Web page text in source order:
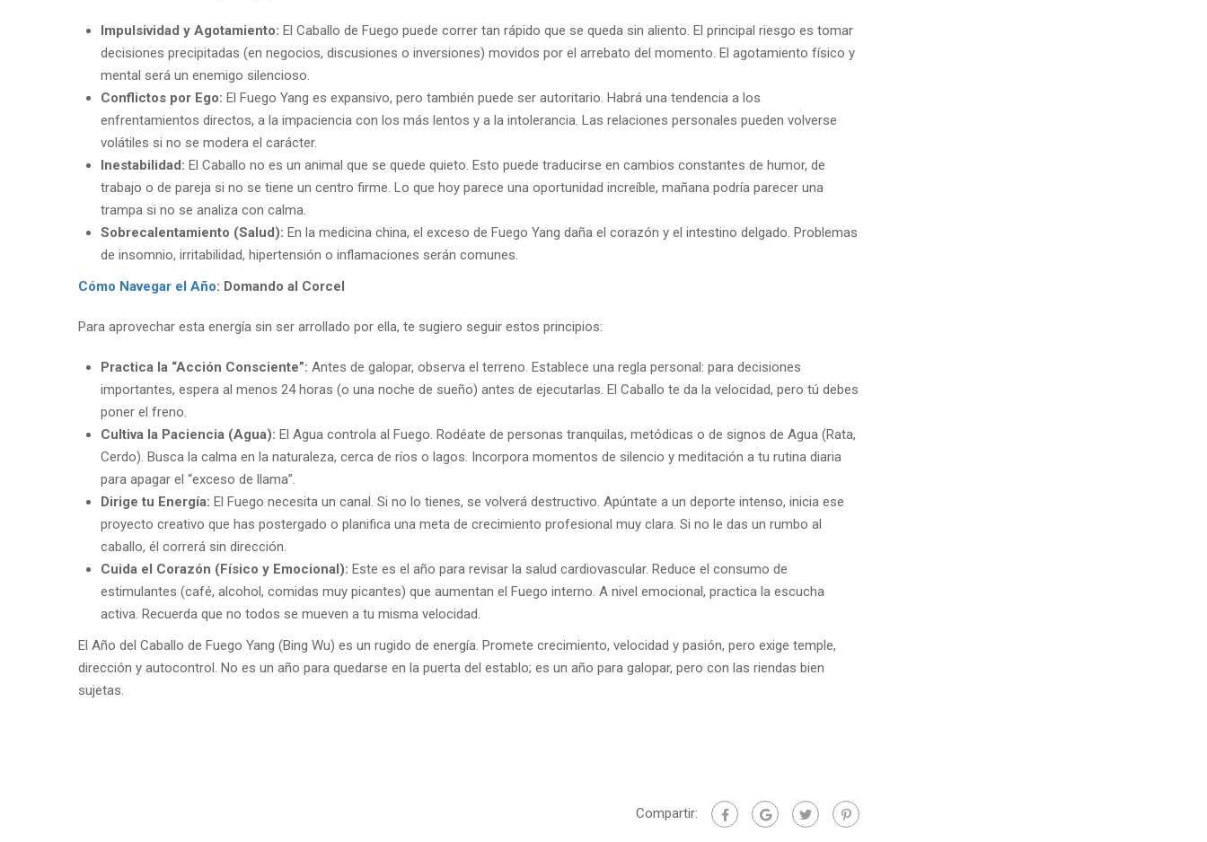
Impulsividad y Agotamiento: El Caballo de Fuego puede correr tan rápido que se queda sin aliento. El principal riesgo es tomar
decisiones precipitadas (en negocios, discusiones o inversiones) movidos por el arrebato del momento. El agotamiento físico y
mental será un enemigo silencioso.
Conflictos por Ego: El Fuego Yang es expansivo, pero también puede ser autoritario. Habrá una tendencia a los
enfrentamientos directos, a la impaciencia con los más lentos y a la intolerancia. Las relaciones personales pueden volverse
volátiles si no se modera el carácter.
Inestabilidad: El Caballo no es un animal que se quede quieto. Esto puede traducirse en cambios constantes de humor, de
trabajo o de pareja si no se tiene un centro firme. Lo que hoy parece una oportunidad increíble, mañana podría parecer una
trampa si no se analiza con calma.
Sobrecalentamiento (Salud): En la medicina china, el exceso de Fuego Yang daña el corazón y el intestino delgado. Problemas
de insomnio, irritabilidad, hipertensión o inflamaciones serán comunes.
Cómo Navegar el Año: Domando al Corcel
Para aprovechar esta energía sin ser arrollado por ella, te sugiero seguir estos principios:
Practica la “Acción Consciente”: Antes de galopar, observa el terreno. Establece una regla personal: para decisiones
importantes, espera al menos 24 horas (o una noche de sueño) antes de ejecutarlas. El Caballo te da la velocidad, pero tú debes
poner el freno.
Cultiva la Paciencia (Agua): El Agua controla al Fuego. Rodéate de personas tranquilas, metódicas o de signos de Agua (Rata,
Cerdo). Busca la calma en la naturaleza, cerca de ríos o lagos. Incorpora momentos de silencio y meditación a tu rutina diaria
para apagar el “exceso de llama”.
Dirige tu Energía: El Fuego necesita un canal. Si no lo tienes, se volverá destructivo. Apúntate a un deporte intenso, inicia ese
proyecto creativo que has postergado o planifica una meta de crecimiento profesional muy clara. Si no le das un rumbo al
caballo, él correrá sin dirección.
Cuida el Corazón (Físico y Emocional): Este es el año para revisar la salud cardiovascular. Reduce el consumo de
estimulantes (café, alcohol, comidas muy picantes) que aumentan el Fuego interno. A nivel emocional, practica la escucha
activa. Recuerda que no todos se mueven a tu misma velocidad.
El Año del Caballo de Fuego Yang (Bing Wu) es un rugido de energía. Promete crecimiento, velocidad y pasión, pero exige temple,
dirección y autocontrol. No es un año para quedarse en la puerta del establo; es un año para galopar, pero con las riendas bien
sujetas.
Compartir: